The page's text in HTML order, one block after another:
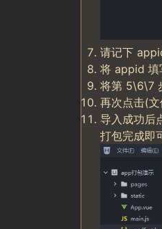
请记下
将 appid 填
将第 5\6\7
再次点击(
导入成功后
打包完成即